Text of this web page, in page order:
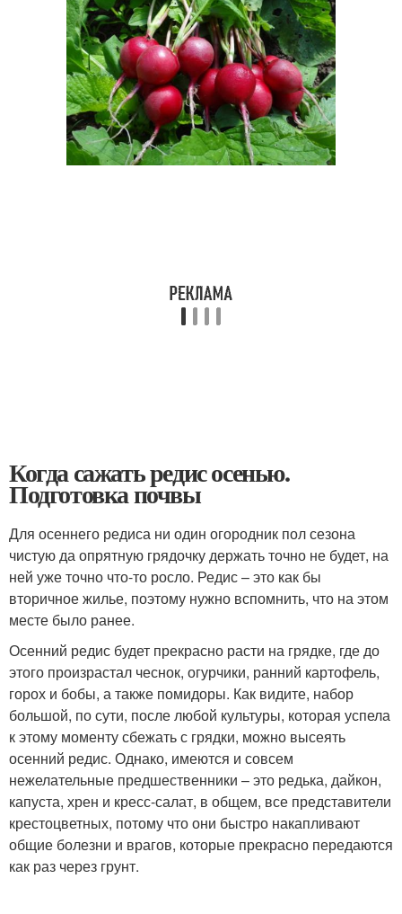
Когда сажать редис осенью.
Подготовка почвы
Для осеннего редиса ни один огородник пол сезона
чистую да опрятную грядочку держать точно не будет, на
ней уже точно что-то росло. Редис – это как бы
вторичное жилье, поэтому нужно вспомнить, что на этом
месте было ранее.
Осенний редис будет прекрасно расти на грядке, где до
этого произрастал чеснок, огурчики, ранний картофель,
горох и бобы, а также помидоры. Как видите, набор
большой, по сути, после любой культуры, которая успела
к этому моменту сбежать с грядки, можно высеять
осенний редис. Однако, имеются и совсем
нежелательные предшественники – это редька, дайкон,
капуста, хрен и кресс-салат, в общем, все представители
крестоцветных, потому что они быстро накапливают
общие болезни и врагов, которые прекрасно передаются
как раз через грунт.